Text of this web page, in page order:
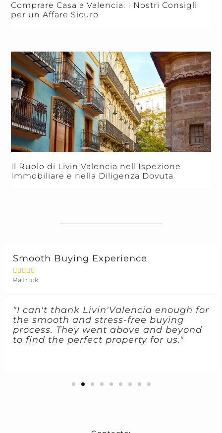
Comprare Casa a Valencia: I Nostri Consigli
per un Affare Sicuro
Il Ruolo di Livin’Valencia nell’Ispezione
Immobiliare e nella Diligenza Dovuta
Smooth Buying Experience
    
Patrick
"I can't thank Livin'Valencia enough for
the smooth and stress-free buying
process. They went above and beyond
to find the perfect property for us."